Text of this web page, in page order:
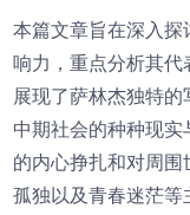
本篇文章旨在深入探
响力，重点分析其
展现了萨林杰独特
中期社会的种种现实
的内心挣扎和对周围
孤独以及青春迷茫